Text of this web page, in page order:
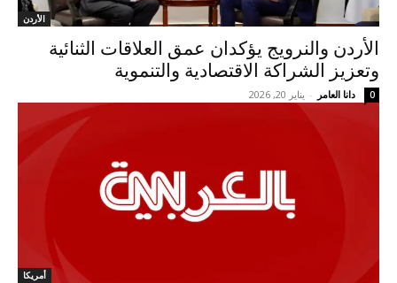
الأردن
الأردن والنرويج يؤكدان عمق العلاقات الثنائية
وتعزيز الشراكة الاقتصادية والتنموية
دانا العامر - يناير 20, 2026 0
أمريكا